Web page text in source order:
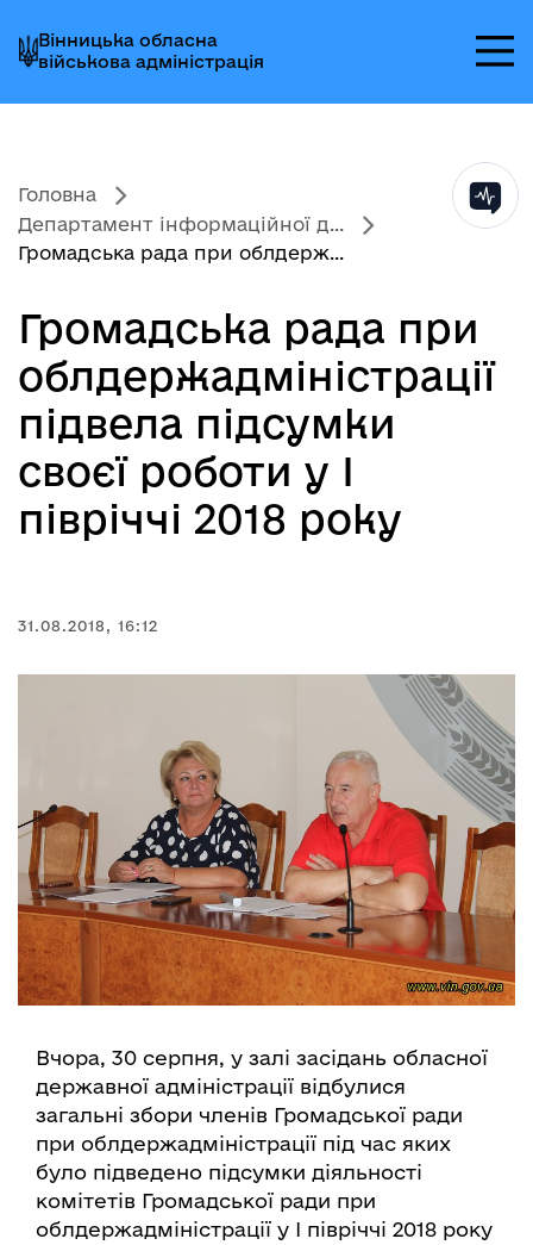
до
головного
меню
до
головного
вмісту
до
головного
колонтитула
Вінницька обласна
військова адміністрація
Головна
Департамент інформаційної д...
Громадська рада при облдерж...
Громадська рада при
облдержадміністрації
підвела підсумки
своєї роботи у І
півріччі 2018 року
31.08.2018, 16:12
Вчора, 30 серпня, у залі засідань обласної
державної адміністрації відбулися
загальні збори членів Громадської ради
при облдержадміністрації під час яких
було підведено підсумки діяльності
комітетів Громадської ради при
облдержадміністрації у І півріччі 2018 року